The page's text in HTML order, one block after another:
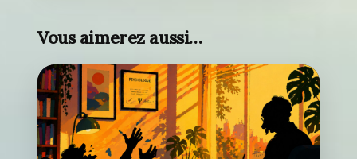
Vous aimerez aussi…